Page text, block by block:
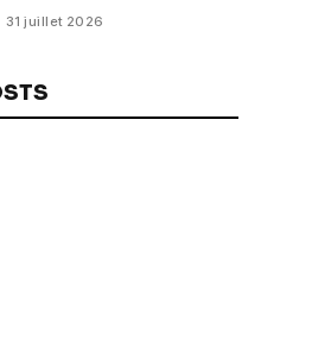
Amara Camara
31 juillet 2026